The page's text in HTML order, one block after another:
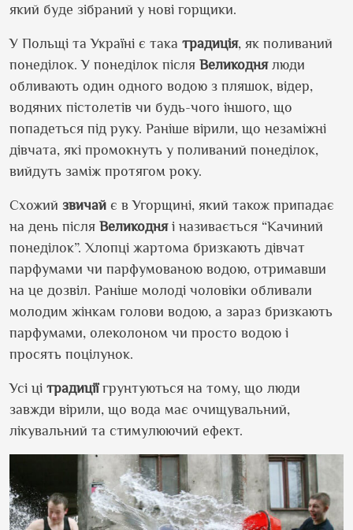
який буде зібраний у нові горщики.
У Польщі та Україні є така традиція, як поливаний
понеділок. У понеділок після Великоднялюди
обливають один одного водою з пляшок, відер,
водяних пістолетів чи будь-чого іншого, що
попадеться під руку. Раніше вірили, що незаміжні
дівчата, які промокнуть у поливаний понеділок,
вийдуть заміж протягом року.
Схожий звичай є в Угорщині, який також припадає
на день після Великодняі називається “Качиний
понеділок”. Хлопці жартома бризкають дівчат
парфумами чи парфумованою водою, отримавши
на це дозвіл. Раніше молоді чоловіки обливали
молодим жінкам голови водою, а зараз бризкають
парфумами, олеколоном чи просто водою і
просять поцілунок.
Усі ці традиціїгрунтуються на тому, що люди
завжди вірили, що вода має очищувальний,
лікувальний та стимулюючий ефект.